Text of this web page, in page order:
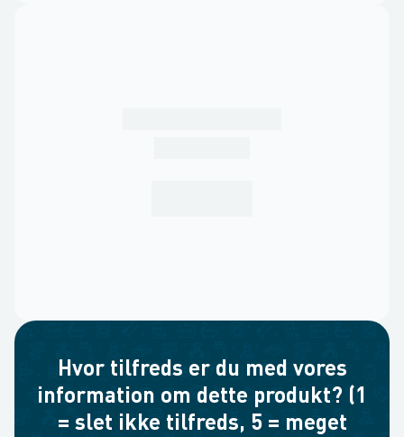
Hvor tilfreds er du med vores
information om dette produkt? (1
= slet ikke tilfreds, 5 = meget